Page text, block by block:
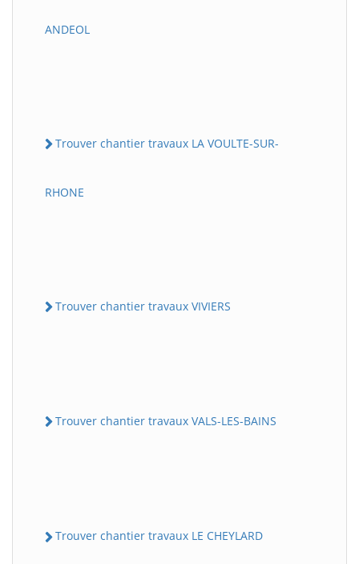
ANDEOL
Trouver chantier travaux LA VOULTE-SUR-
RHONE
Trouver chantier travaux VIVIERS
Trouver chantier travaux VALS-LES-BAINS
Trouver chantier travaux LE CHEYLARD